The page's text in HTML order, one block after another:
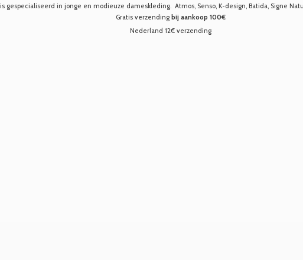
is gespecialiseerd in jonge en modieuze dameskleding. Atmos, Senso, K-design, Batida, Signe
Gratis verzending bij aankoop 100€
Nederland 12€ verzending